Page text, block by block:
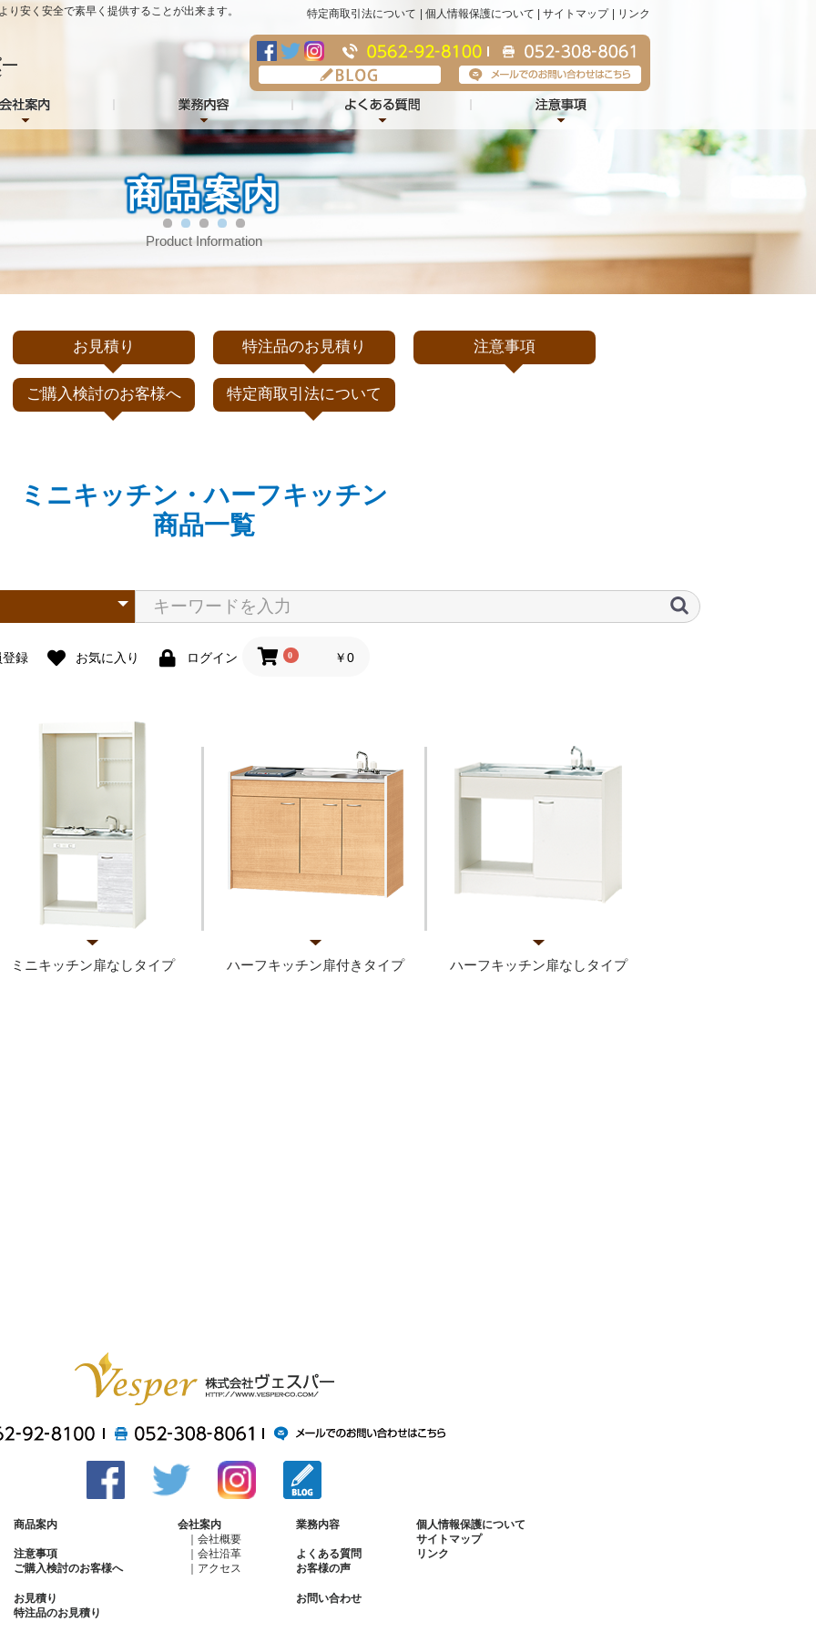
安く安全で素早く提供することが出来ます。 特定商取引法について 個人情報保護について サイトマップ リンク
商品案内
Product Information
お見積り 特注品のお見積り 注意事項
ご購入検討のお客様へ 特定商取引法について
ミニキッチン・ハーフキッチン
商品一覧
録 お気に入り ログイン 0 ￥0
ミニキッチン扉なしタイプ ハーフキッチン扉付きタイプ ハーフキッチン扉なしタイプ
商品案内
注意事項
ご購入検討のお客様へ
お見積り
特注品のお見積り
会社案内
会社概要
会社沿革
アクセス
業務内容
よくある質問
お客様の声
お問い合わせ
個人情報保護について
サイトマップ
リンク